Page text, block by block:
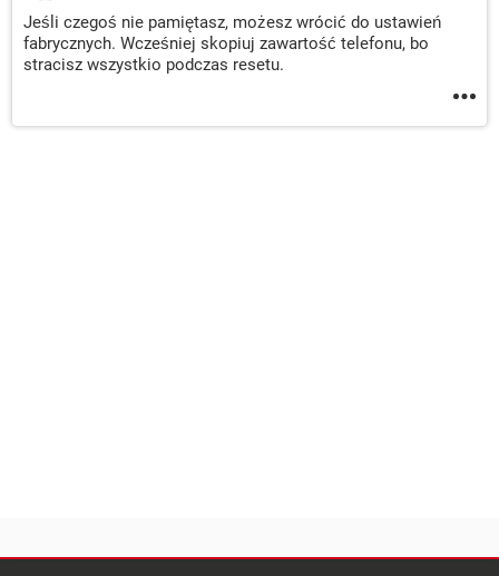
Jeśli czegoś nie pamiętasz, możesz wrócić do ustawień
fabrycznych. Wcześniej skopiuj zawartość telefonu, bo
stracisz wszystkio podczas resetu.